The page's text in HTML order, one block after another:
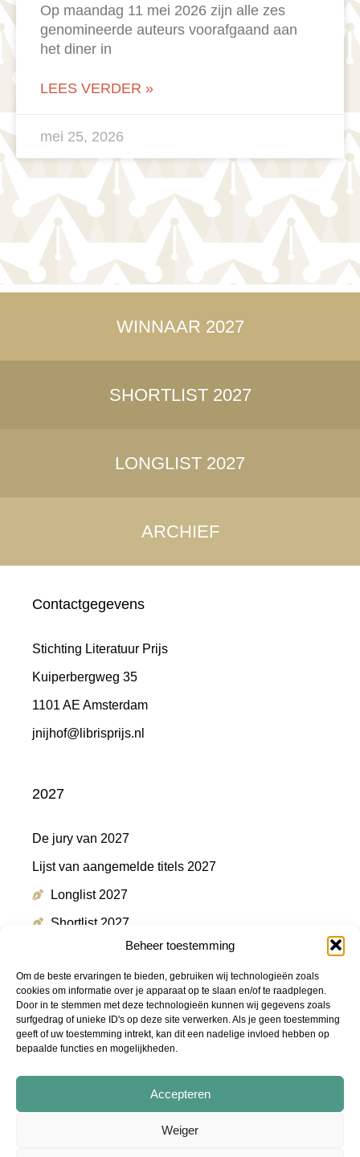
Beheer toestemming
Om de beste ervaringen te bieden, gebruiken wij technologieën zoals
cookies om informatie over je apparaat op te slaan en/of te raadplegen.
Door in te stemmen met deze technologieën kunnen wij gegevens zoals
surfgedrag of unieke ID's op deze site verwerken. Als je geen toestemming
geeft of uw toestemming intrekt, kan dit een nadelige invloed hebben op
bepaalde functies en mogelijkheden.
Accepteren
Weiger
Op maandag 11 mei 2026 zijn alle zes
genomineerde auteurs voorafgaand aan
het diner in
LEES VERDER »
mei 25, 2026
WINNAAR 2027
SHORTLIST 2027
LONGLIST 2027
ARCHIEF
Contactgegevens
Stichting Literatuur Prijs
Kuiperbergweg 35
1101 AE Amsterdam
jnijhof@librisprijs.nl
2027
De jury van 2027
Lijst van aangemelde titels 2027
Longlist 2027
Shortlist 2027
Winnaar 2027
Meer informatie
Persmap
Podcast "De Shortlist"